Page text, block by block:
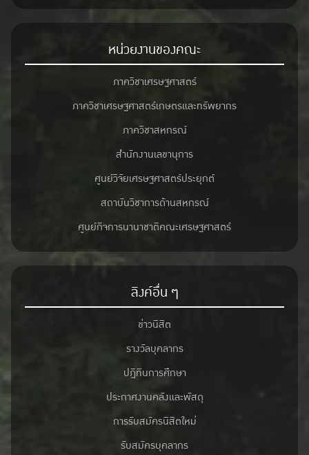
หน่วยงานของคณะ
ภาควิชาเศรษฐศาสตร์
ภาควิชาเศรษฐศาสตร์เกษตรและทรัพยากร
ภาควิชาสหกรณ์
สำนักงานเลขานุการ
ศูนย์วิจัยเศรษฐศาสตร์ประยุกต์
สถาบันวิชาการด้านสหกรณ์
ศูนย์กิจการนานาชาติคณะเศรษฐศาสตร์
ลิงค์อื่น ๆ
ข่าวนิสิต
รางวัลบุคลากร
ปฎิทินการศึกษา
ประกาศงานคลังและพัสดุ
การรับสมัครนิสิตใหม่
รับสมัครบุคลากร